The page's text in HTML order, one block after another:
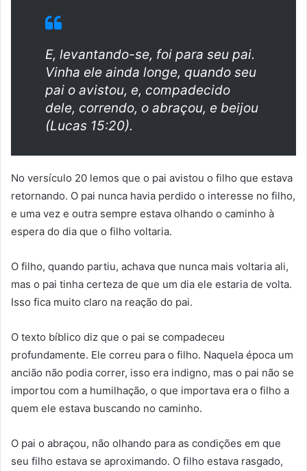
E, levantando-se, foi para seu pai.
Vinha ele ainda longe, quando seu
pai o avistou, e, compadecido
dele, correndo, o abraçou, e beijou
(Lucas 15:20).
No versículo 20 lemos que o pai avistou o filho que estava
retornando. O pai nunca havia perdido o interesse no filho,
e uma vez e outra sempre estava olhando o caminho à
espera do dia que o filho voltaria.
O filho, quando partiu, achava que nunca mais voltaria ali,
mas o pai tinha certeza de que um dia ele estaria de volta.
Isso fica muito claro na reação do pai.
O texto bíblico diz que o pai se compadeceu
profundamente. Ele correu para o filho. Naquela época um
ancião não podia correr, isso era indigno, mas o pai não se
importou com a humilhação, o que importava era o filho a
quem ele estava buscando no caminho.
O pai o abraçou, não olhando para as condições em que
seu filho estava se aproximando. O filho estava rasgado,